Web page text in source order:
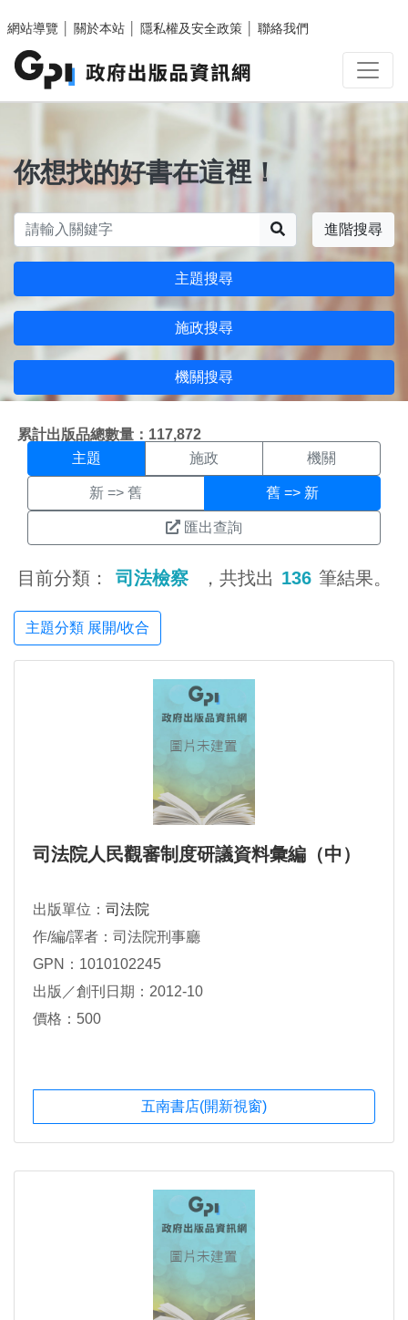
網站導覽
關於本站 隱私權及安全政策 聯絡我們
你想找的好書在這裡！
進階搜尋
主題搜尋
施政搜尋
機關搜尋
累計出版品總數量：117,872
主題搜尋結果頁面
主題 施政 機關
新 => 舊 舊 => 新
匯出查詢
目前分類： 司法檢察 ，共找出 136 筆結果。
主題分類 展開/收合
司法院人民觀審制度研議資料彙編（中）
出版單位： 司法院
作/編/譯者：司法院刑事廳
GPN：1010102245
出版／創刊日期：2012-10
價格：500
五南書店(開新視窗)